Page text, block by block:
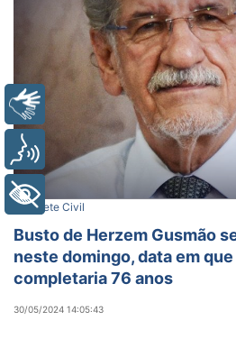
Gabinete Civil
Busto de Herzem Gusmão
neste domingo, data em
completaria 76 anos
30/05/2024 14:05:43
Libras
Voz
+ Acessibilidade